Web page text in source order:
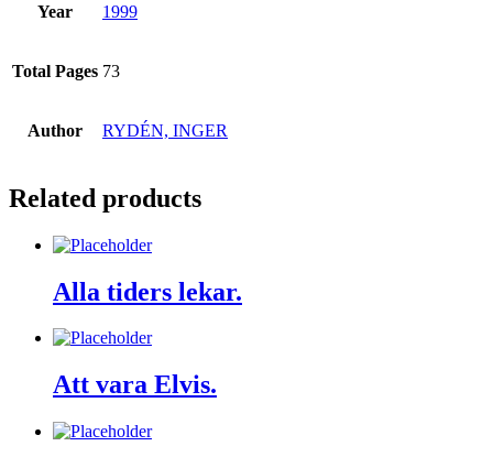
Year 1999
Total Pages 73
Author RYDÉN, INGER
Related products
Alla tiders lekar.
Att vara Elvis.